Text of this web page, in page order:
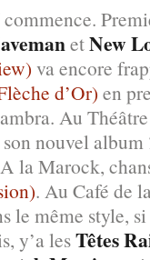
commence.
etNew
va encore
d’Or) en
Au
nouvel album
la Marock,
. Au Café de
le même style,
y’a lesTêtes